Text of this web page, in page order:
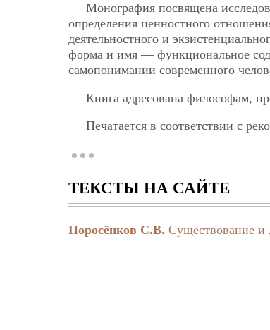
Монография посвящена
определения ценностного
деятельностного и
форма и имя — функциональное
самопонимании современного
Книга адресована философам,
Печатается в соответствии с
ТЕКСТЫ НА САЙТЕ
Поросёнков С.В. Существование и